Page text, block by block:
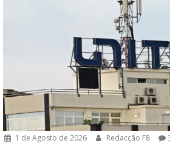
1 de Agosto de 2026 Redacção F8